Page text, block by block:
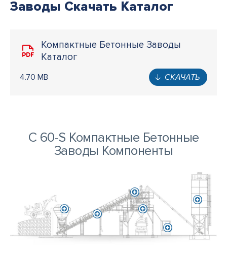
Заводы Скачать Каталог
Компактные Бетонные Заводы
Каталог
4.70 MB СКАЧАТЬ
C 60-S Компактные Бетонные
Заводы Компоненты